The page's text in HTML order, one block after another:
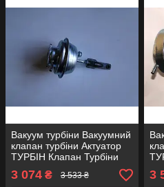
Вакуум турбіни Вакуумний
клапан турбіни Актуатор
ТУРБІН Клапан Турбіни
GT1749V-7
3 074 ₴ 3 533 ₴ 3